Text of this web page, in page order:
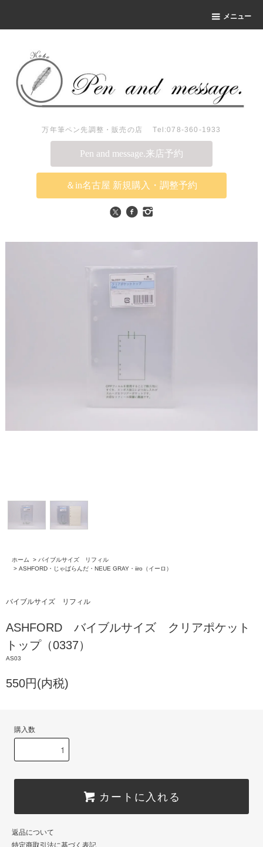
メニュー
万年筆ペン先調整・販売の店 Tel:078-360-1933
Pen and message.来店予約
＆in名古屋 新規購入・調整予約
ホーム > バイブルサイズ リフィル
> ASHFORD・じゃばらんだ・NEUE GRAY・iiro（イーロ）
バイブルサイズ リフィル
ASHFORD バイブルサイズ クリアポケット
トップ（0337）
AS03
550円(内税)
購入数
カートに入れる
返品について